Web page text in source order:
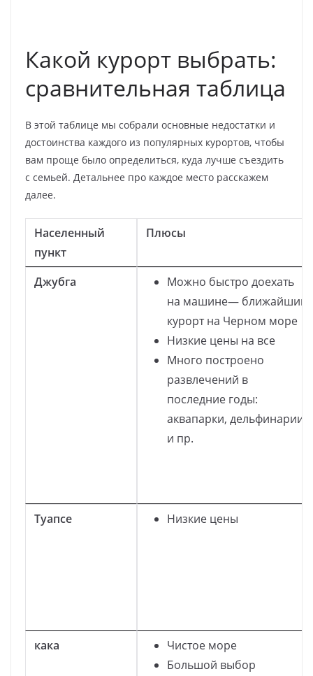
Какой курорт выбрать:
сравнительная таблица
В этой таблице мы собрали основные недостатки и
достоинства каждого из популярных курортов, чтобы
вам проще было определиться, куда лучше съездить
с семьей. Детальнее про каждое место расскажем
далее.
Населенный
пункт
Плюсы
Джубга
Можно быстро доехать
на машине— ближайший
курорт на Черном море
Низкие цены на все
Много построено
развлечений в
последние годы:
аквапарки, дельфинарии
и пр.
Туапсе Низкие цены
кака
Чистое море
Большой выбор